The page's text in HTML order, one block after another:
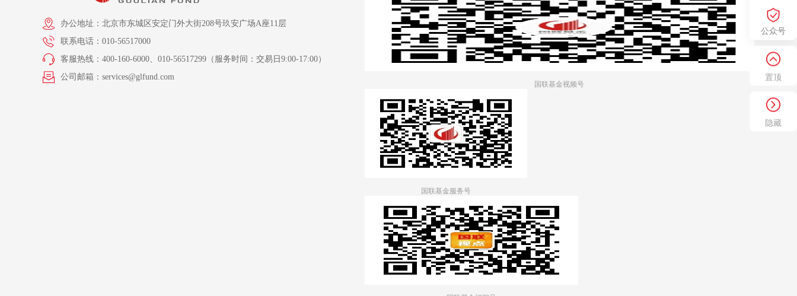
公众号
置顶
隐藏
办公地址：北京市东城区安定门外大街208号玖安广场A座11层
联系电话：010-56517000
客服热线：400-160-6000、010-56517299（服务时间：交易日9:00-17:00）
公司邮箱：services@glfund.com
国联基金视频号
国联基金服务号